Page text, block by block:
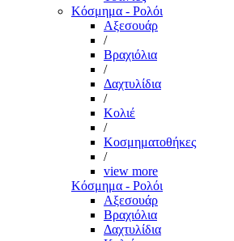
Κόσμημα - Ρολόι
Αξεσουάρ
/
Βραχιόλια
/
Δαχτυλίδια
/
Κολιέ
/
Κοσμηματοθήκες
/
view more
Κόσμημα - Ρολόι
Αξεσουάρ
Βραχιόλια
Δαχτυλίδια